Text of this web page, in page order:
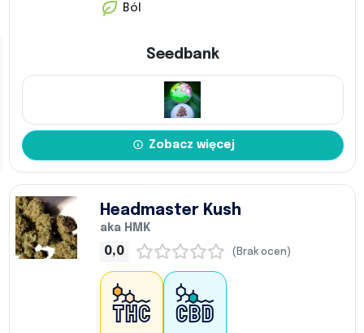
Ból
Seedbank
Zobacz więcej
Headmaster Kush
aka HMK
0,0 (Brak ocen)